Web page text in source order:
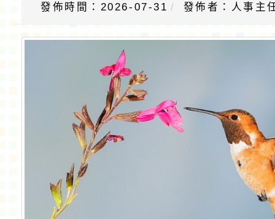
發佈時間：2026-07-31 發佈者：人事主